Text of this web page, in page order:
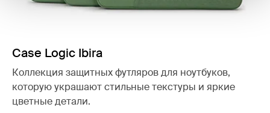
Case Logic Ibira
Коллекция защитных футляров для ноутбуков,
которую украшают стильные текстуры и яркие
цветные детали.